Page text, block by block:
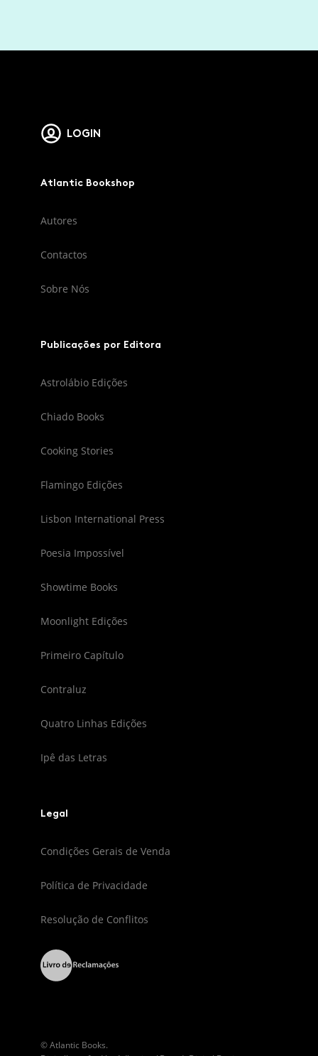
LOGIN
Atlantic Bookshop
Autores
Contactos
Sobre Nós
Publicações por Editora
Astrolábio Edições
Chiado Books
Cooking Stories
Flamingo Edições
Lisbon International Press
Poesia Impossível
Showtime Books
Moonlight Edições
Primeiro Capítulo
Contraluz
Quatro Linhas Edições
Ipê das Letras
Legal
Condições Gerais de Venda
Política de Privacidade
Resolução de Conflitos
© Atlantic Books.